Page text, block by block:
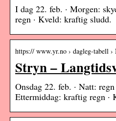
I dag 22. feb. · Morgen:
regn · Kveld: kraftig sludd.
https:// www.yr.no › dagleg-tabell ›
Stryn –
Onsdag 22. feb. · Natt:
Ettermiddag: kraftig regn ·